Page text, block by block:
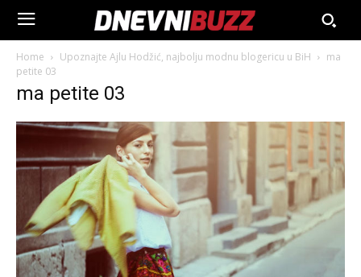
Home Upoznajte Ajlu Hodžić, najbolju modnu blogericu u BiH
ma
petite 03
ma petite 03